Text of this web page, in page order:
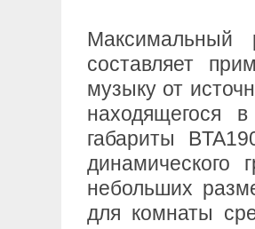
Максимальный
составляет
музыку от
находящегося
габариты
динамического
небольших
для комнаты